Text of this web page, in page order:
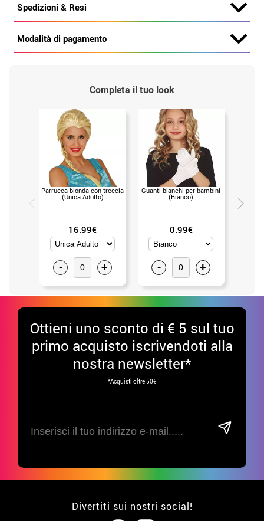
Spedizioni & Resi
Modalità di pagamento
Completa il tuo look
Parrucca bionda con treccia
(Unica Adulto)
16.99€
- +
Guanti bianchi per bambini
(Bianco)
0.99€
- +
Ottieni uno sconto di € 5 sul tuo
primo acquisto iscrivendoti alla
nostra newsletter*
*Acquisti oltre 50€
Divertiti sui nostri social!